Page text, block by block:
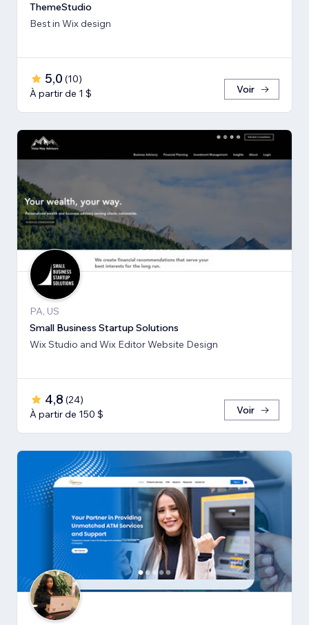
ThemeStudio
Best in Wix design
5,0 (10)
À partir de 1 $
Voir
PA, US
Small Business Startup Solutions
Wix Studio and Wix Editor Website Design
4,8 (24)
À partir de 150 $
Voir